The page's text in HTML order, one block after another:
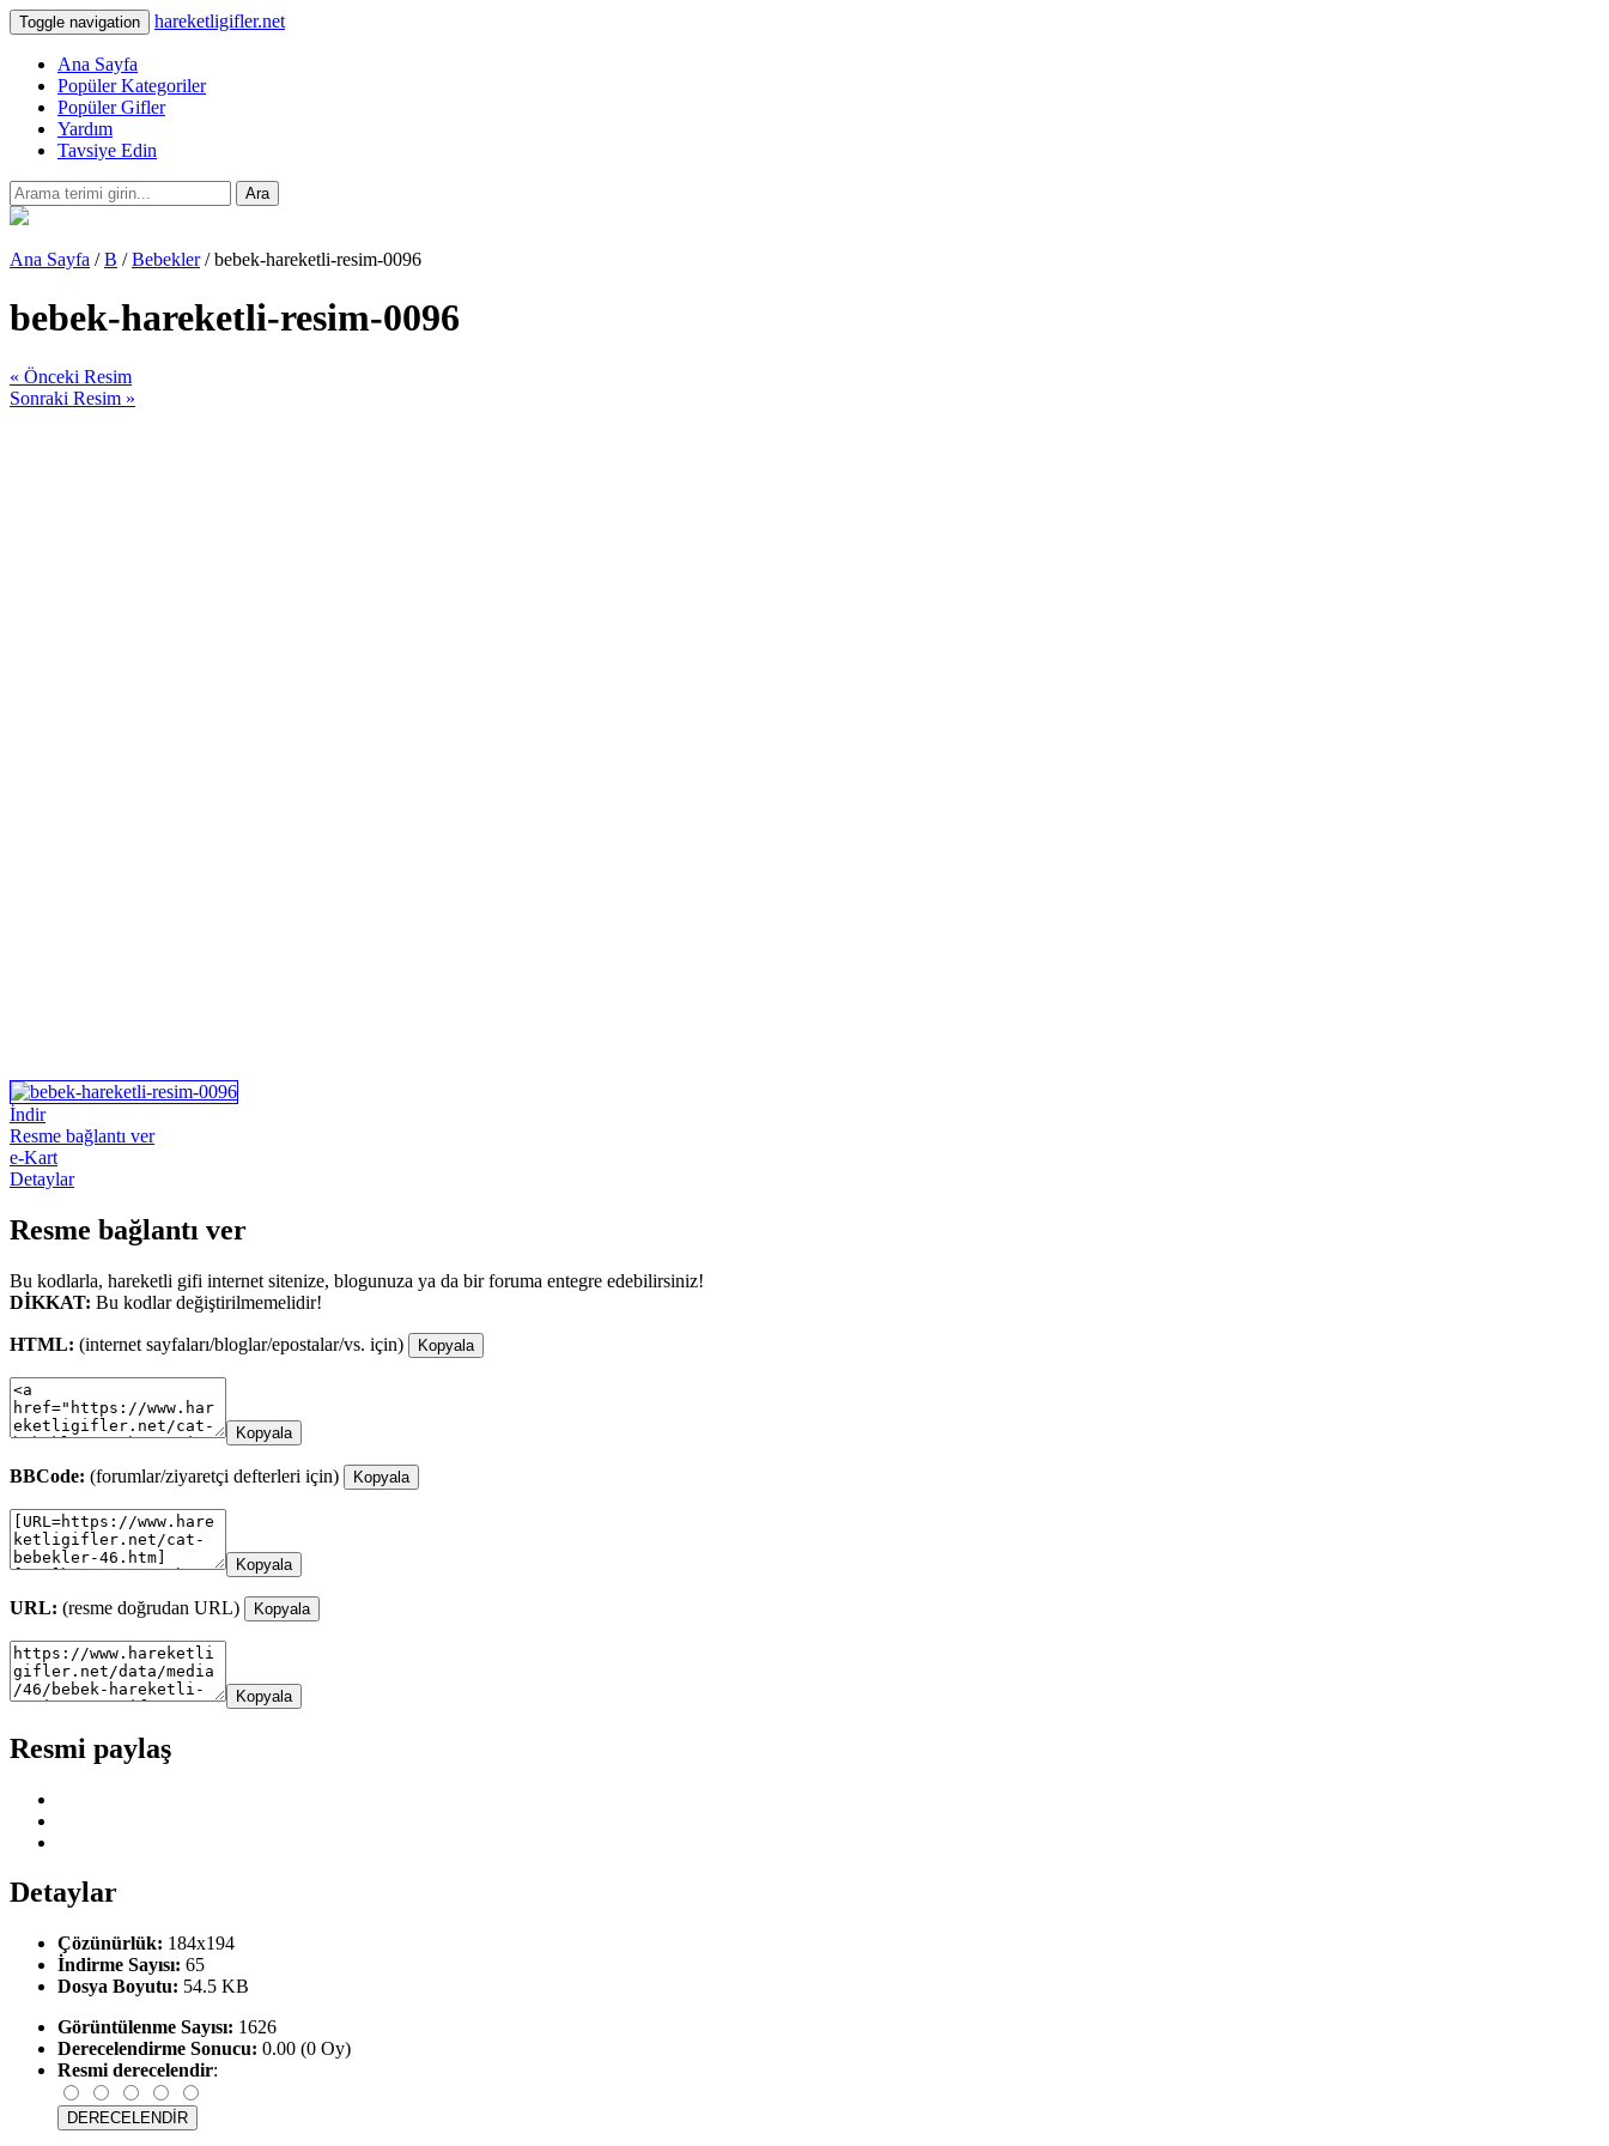
Toggle navigation hareketligifler.net
Ana Sayfa
Popüler Kategoriler
Popüler Gifler
Yardım
Tavsiye Edin
Ara
Ana Sayfa /B /Bebekler/ bebek-hareketli-resim-0096
bebek-hareketli-resim-0096
« Önceki Resim
Sonraki Resim »
İndir
Resme bağlantı ver
e-Kart
Detaylar
Resme bağlantı ver
Bu kodlarla, hareketli gifi internet sitenize, blogunuza ya da bir foruma entegre edebilirsiniz!
DİKKAT: Bu kodlar değiştirilmemelidir!
HTML: (internet sayfaları/bloglar/epostalar/vs. için) Kopyala
Kopyala
BBCode: (forumlar/ziyaretçi defterleri için) Kopyala
Kopyala
URL: (resme doğrudan URL) Kopyala
Kopyala
Resmi paylaş
Detaylar
Çözünürlük: 184x194
İndirme Sayısı: 65
Dosya Boyutu: 54.5 KB
Görüntülenme Sayısı: 1626
Derecelendirme Sonucu: 0.00 (0 Oy)
Resmi derecelendir: